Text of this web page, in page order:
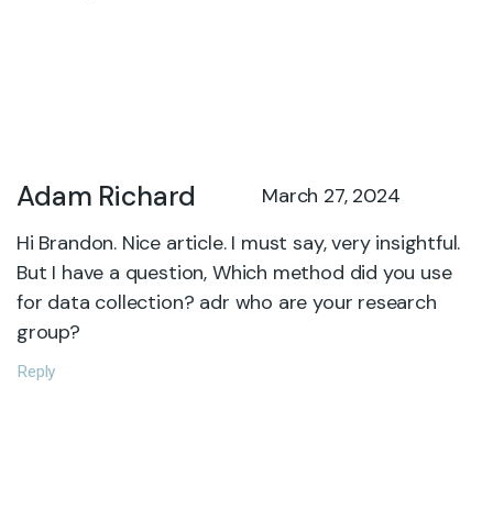
Adam Richard
March 27, 2024
Hi Brandon. Nice article. I must say, very insightful.
But I have a question, Which method did you use
for data collection? adr who are your research
group?
Reply